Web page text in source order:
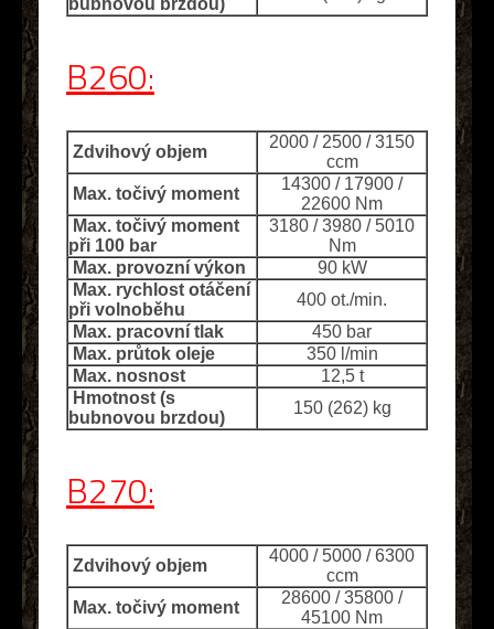
bubnovou brzdou)
B260:
Zdvihový objem
2000 / 2500 / 3150
ccm
Max. točivý moment
14300 / 17900 /
22600 Nm
Max. točivý moment
při 100 bar
3180 / 3980 / 5010
Nm
Max. provozní výkon
90 kW
Max. rychlost otáčení
při volnoběhu
400 ot./min.
Max. pracovní tlak
450 bar
Max. průtok oleje
350 l/min
Max. nosnost
12,5 t
Hmotnost (s
bubnovou brzdou)
150 (262) kg
B270:
Zdvihový objem
4000 / 5000 / 6300
ccm
Max. točivý moment
28600 / 35800 /
45100 Nm